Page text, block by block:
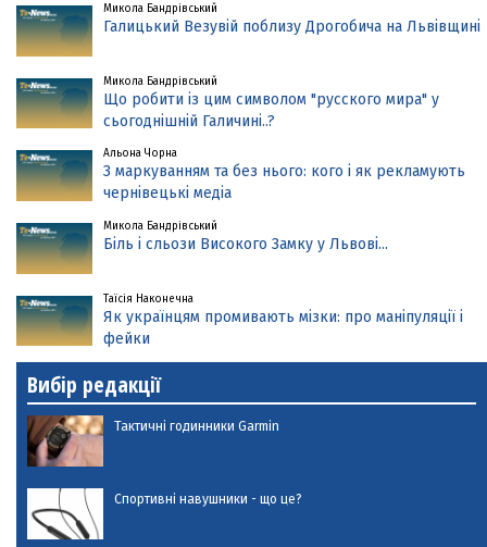
Микола Бандрівський
Галицький Везувій поблизу Дрогобича на Львівщині
Микола Бандрівський
Що робити із цим символом "русского мира" у
сьогоднішній Галичині..?
Альона Чорна
З маркуванням та без нього: кого і як рекламують
чернівецькі медіа
Микола Бандрівський
Біль і сльози Високого Замку у Львові...
Таїсія Наконечна
Як українцям промивають мізки: про маніпуляції і
фейки
Вибір редакції
Тактичні годинники Garmin
Спортивні навушники - що це?